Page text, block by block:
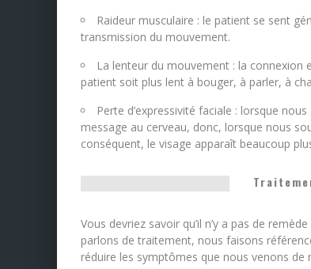
Raideur musculaire : le patient se sent
transmission du mouvement.
La lenteur du mouvement : la
patient soit plus lent à bouger, à parler, à
Perte d’expressivité faciale : lorsque
message au cerveau, donc, lorsque nous
conséquent, le visage apparaît beaucoup
Vous devriez savoir qu’il n’y a pas de
parlons de traitement, nous faisons
réduire les symptômes que nous venons